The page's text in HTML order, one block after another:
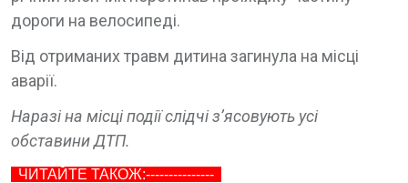
дороги на велосипеді.
Від отриманих травм дитина загинула на місці
аварії.
Наразі на місці події слідчі з’ясовують усі
обставини ДТП.
ЧИТАЙТЕ ТАКОЖ:---------------